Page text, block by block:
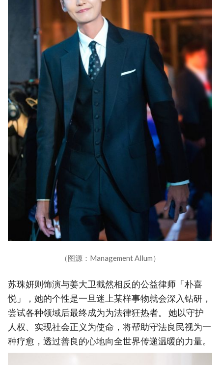
（图源：Management Allum）
苏珠妍则饰演与姜大卫截然相反的公益律师「朴喜
悦」，她的个性是一旦迷上某样事物就会深入钻研，
尝试各种领域后最终成为为法律狂热者。 她以守护
人权、实现社会正义为使命，将帮助守法良民视为一
种疗愈，透过善良的心地向全世界传递温暖的力量。